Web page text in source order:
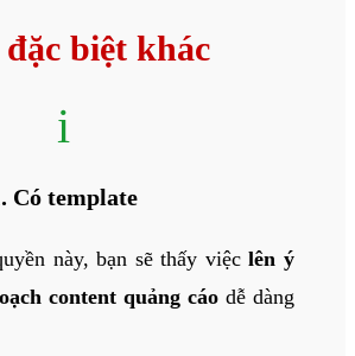
biệt khác
i
Có template
này, bạn sẽ thấy việclên ý
content quảng cáodễ dàng